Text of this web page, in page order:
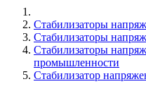
Стабилизаторы
Cтабилизаторы
Стабилизаторы
промышленности
Стабилизатор